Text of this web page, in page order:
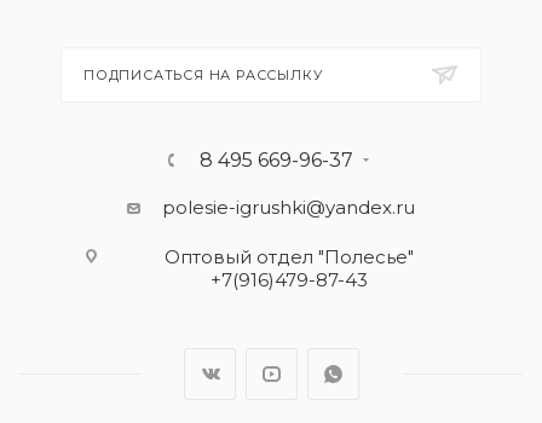
ПОДПИСАТЬСЯ НА РАССЫЛКУ
8 495 669-96-37
polesie-igrushki@yandex.ru
Оптовый отдел "Полесье"
+7(916)479-87-43